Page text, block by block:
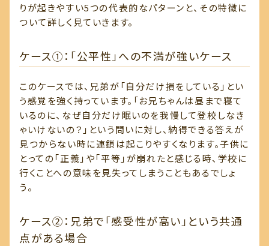
りが起きやすい5つの代表的なパターンと、その特徴に
ついて詳しく見ていきます。
ケース①：「公平性」への不満が強いケース
このケースでは、兄弟が「自分だけ損をしている」とい
う感覚を強く持っています。「お兄ちゃんは昼まで寝て
いるのに、なぜ自分だけ眠いのを我慢して登校しなき
ゃいけないの？」という問いに対し、納得できる答えが
見つからない時に連鎖は起こりやすくなります。子供に
とっての「正義」や「平等」が崩れたと感じる時、学校に
行くことへの意味を見失ってしまうこともあるでしょ
う。
ケース②：兄弟で「感受性が高い」という共通
点がある場合